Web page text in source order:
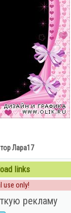
Лара17
links
use only!
рекламу